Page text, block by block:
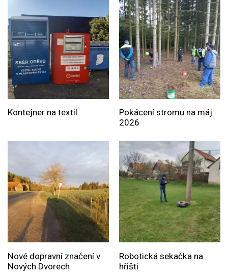
Kontejner na textil
Pokácení stromu na máj
2026
Nové dopravní značení v
Nových Dvorech
Robotická sekačka na
hřišti